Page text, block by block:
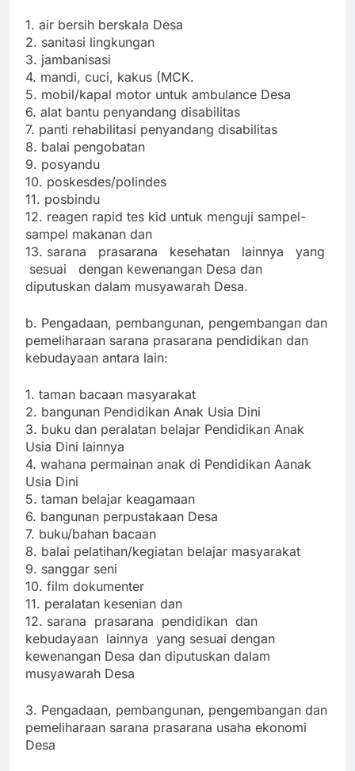
1. air bersih berskala Desa
2. sanitasi lingkungan
3. jambanisasi
4. mandi, cuci, kakus (MCK.
5. mobil/kapal motor untuk ambulance Desa
6. alat bantu penyandang disabilitas
7. panti rehabilitasi penyandang disabilitas
8. balai pengobatan
9. posyandu
10. poskesdes/polindes
11. posbindu
12. reagen rapid tes kid untuk menguji sampel-
sampel makanan dan
13. sarana prasarana kesehatan lainnya yang
sesuai dengan kewenangan Desa dan
diputuskan dalam musyawarah Desa.
b. Pengadaan, pembangunan, pengembangan dan
pemeliharaan sarana prasarana pendidikan dan
kebudayaan antara lain:
1. taman bacaan masyarakat
2. bangunan Pendidikan Anak Usia Dini
3. buku dan peralatan belajar Pendidikan Anak
Usia Dini lainnya
4. wahana permainan anak di Pendidikan Aanak
Usia Dini
5. taman belajar keagamaan
6. bangunan perpustakaan Desa
7. buku/bahan bacaan
8. balai pelatihan/kegiatan belajar masyarakat
9. sanggar seni
10. film dokumenter
11. peralatan kesenian dan
12. sarana prasarana pendidikan dan
kebudayaan lainnya yang sesuai dengan
kewenangan Desa dan diputuskan dalam
musyawarah Desa
3. Pengadaan, pembangunan, pengembangan dan
pemeliharaan sarana prasarana usaha ekonomi
Desa